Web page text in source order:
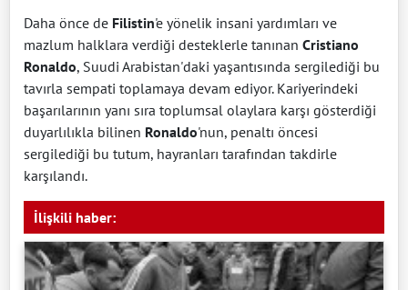
Daha önce de Filistin'e yönelik insani yardımları ve
mazlum halklara verdiği desteklerle tanınan Cristiano
Ronaldo, Suudi Arabistan'daki yaşantısında sergilediği bu
tavırla sempati toplamaya devam ediyor. Kariyerindeki
başarılarının yanı sıra toplumsal olaylara karşı gösterdiği
duyarlılıkla bilinen Ronaldo'nun, penaltı öncesi
sergilediği bu tutum, hayranları tarafından takdirle
karşılandı.
İlişkili haber: